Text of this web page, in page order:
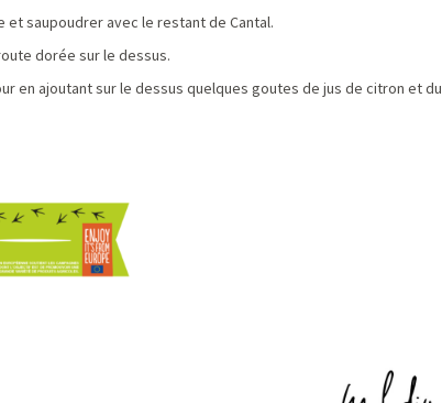
saupoudrer avec le restant de Cantal.
dorée sur le dessus.
en ajoutant sur le dessus quelques goutes de jus de citron et du